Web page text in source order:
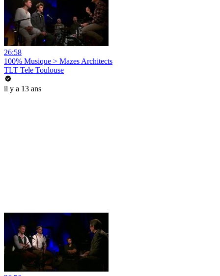
26:58
100% Musique > Mazes Architects
TLT Tele Toulouse
il y a 13 ans